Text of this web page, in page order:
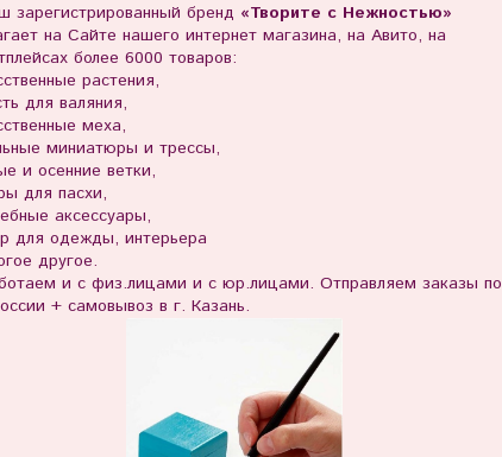
бренд «Творите с Нежностью»
на Сайте нашего интернет магазина, на Авито, на
более 6000 товаров:
растения,
для валяния,
меха,
миниатюры и трессы,
и осенние ветки,
для пасхи,
аксессуары,
для одежды, интерьера
другое.
и с физ.лицами и с юр.лицами. Отправляем заказы по
+ самовывоз в г. Казань.